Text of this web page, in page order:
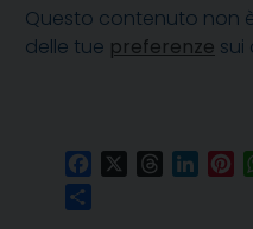
Questo contenuto non
delle tue preferenze sui
FacebookThreads